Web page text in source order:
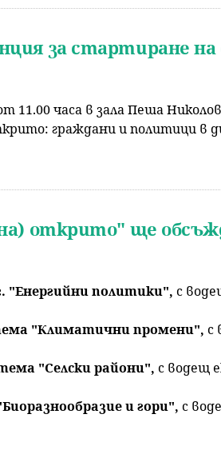
за стартиране
11.00 часа в зала Пеша
граждани и политици в
открито" ще
"Енергийни политики", с
"Климатични промени", с
"Селски райони", с водещ
и гори", с